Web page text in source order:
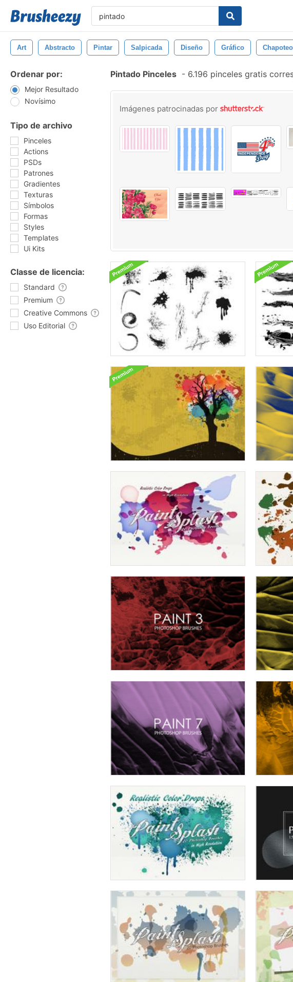
Art Abstracto Pintar Salpicada Diseño Gráfico Chapoteo
Ordenar por:
Mejor Resultado
Novísimo
Tipo de archivo
Pinceles
Actions
PSDs
Patrones
Gradientes
Texturas
Símbolos
Formas
Styles
Templates
Ui Kits
Classe de licencia:
Standard
Premium
Creative Commons
Uso Editorial
Pintado Pinceles - 6.196 pinceles gratis
Imágenes patrocinadas por